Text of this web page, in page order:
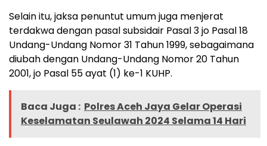
Selain itu, jaksa penuntut umum juga menjerat
terdakwa dengan pasal subsidair Pasal 3 jo Pasal 18
Undang-Undang Nomor 31 Tahun 1999, sebagaimana
diubah dengan Undang-Undang Nomor 20 Tahun
2001, jo Pasal 55 ayat (1) ke-1 KUHP.
Baca Juga : Polres Aceh Jaya Gelar Operasi
Keselamatan Seulawah 2024 Selama 14 Hari